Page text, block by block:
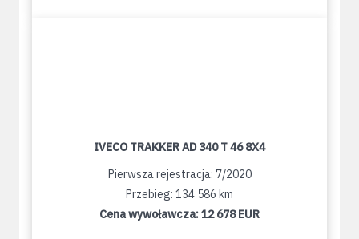
IVECO TRAKKER AD 340 T 46 8X4
Pierwsza rejestracja: 7/2020
Przebieg: 134 586 km
Cena wywoławcza:12 678 EUR